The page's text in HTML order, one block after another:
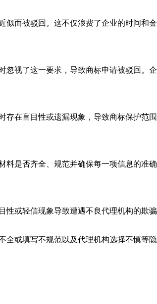
而被驳回。这不仅浪费了企业的时间和
视了这一要求，导致商标申请被驳回。
在盲目性或遗漏现象，导致商标保护范
是否齐全、规范并确保每一项信息的准
或轻信现象导致遭遇不良代理机构的欺
或填写不规范以及代理机构选择不慎等